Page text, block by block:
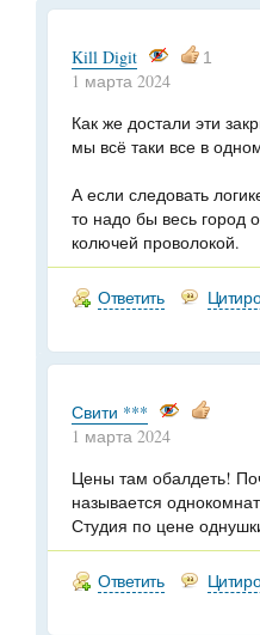
Kill Digit 1
1 марта 2024
Как же достали эти
мы всё таки все в
А если следовать
то надо бы весь город
колючей проволокой.
Ответить
Свити ***
1 марта 2024
Цены там обалдеть!
называется
Студия по цене
Ответить